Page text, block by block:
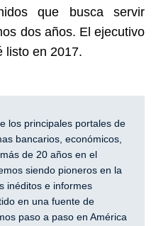
que busca servir
dos años. El ejecutivo
listo en 2017.
los principales portales de
bancarios, económicos,
de 20 años en el
siendo pioneros en la
inéditos e informes
en una fuente de
paso a paso en América